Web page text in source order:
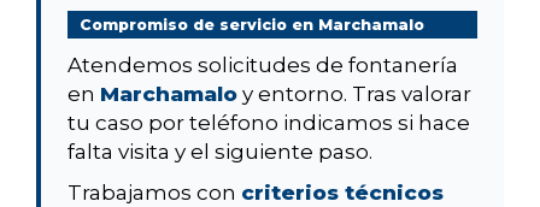
Compromiso de servicio en Marchamalo
Atendemos solicitudes de fontanería
en Marchamalo y entorno. Tras valorar
tu caso por teléfono indicamos si hace
falta visita y el siguiente paso.
Trabajamos con criterios técnicos